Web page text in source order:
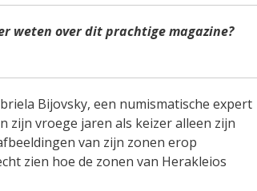
weten over dit prachtige magazine?
Bijovsky, een numismatische expert
zijn vroege jaren als keizer alleen zijn
van zijn zonen erop
zien hoe de zonen van Herakleios